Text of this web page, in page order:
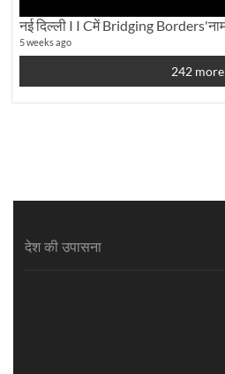
5 weeks ago
242 more
देश की उपासना